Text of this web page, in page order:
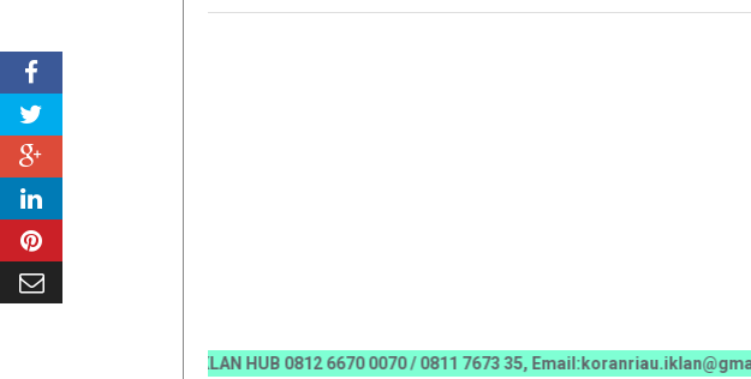
PEMASANGAN IKLAN HUB 0812 6670 0070 / 0811 7673 35, Email:koranriau.iklan@gmail.com